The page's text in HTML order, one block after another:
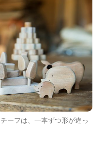
ーフは、一本ずつ形が違っ